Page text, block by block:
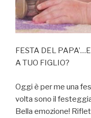
FESTA DEL
A TUO FIGLIO?
Oggi è per me una
volta sono il
Bella emozione!